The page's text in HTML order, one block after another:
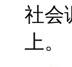
社会
上